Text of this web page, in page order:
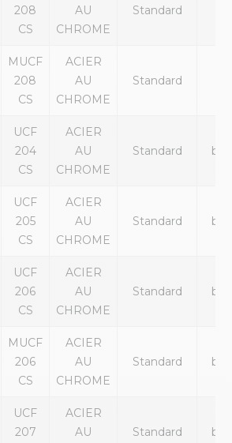
208
CS
AU
CHROME
Standard
MUCF
208
CS
ACIER
AU
CHROME
Standard
UCF
204
CS
ACIER
AU
CHROME
Standard
UCF
205
CS
ACIER
AU
CHROME
Standard
UCF
206
CS
ACIER
AU
CHROME
Standard
MUCF
206
CS
ACIER
AU
CHROME
Standard
UCF
207
ACIER
AU
Standard